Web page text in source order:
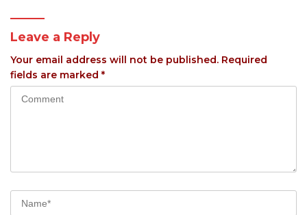
Leave a Reply
Your email address will not be published. Required
fields are marked *